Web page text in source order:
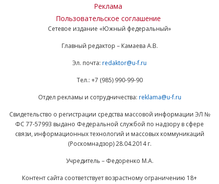
Реклама
Пользовательское соглашение
Сетевое издание «Южный федеральный»
Главный редактор – Камаева А.В.
Эл. почта: redaktor@u-f.ru
Тел.: +7 (985) 990-99-90
Отдел рекламы и сотрудничества: reklama@u-f.ru
Свидетельство о регистрации средства массовой информации ЭЛ №
ФС 77-57993 выдано Федеральной службой по надзору в сфере
связи, информационных технологий и массовых коммуникаций
(Роскомнадзор) 28.04.2014 г.
Учредитель – Федоренко М.А.
Контент сайта соответствует возрастному ограничению 18+